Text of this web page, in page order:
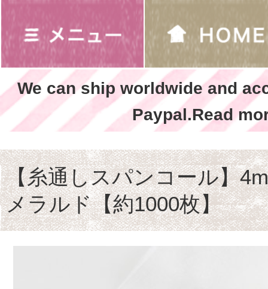
We can ship worldwide and
Paypal.Read
【糸通しスパンコール】
メラルド【約1000枚】